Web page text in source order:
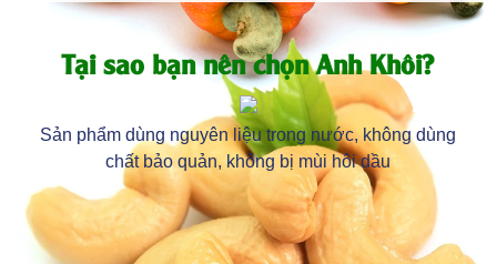
Tại sao bạn nên chọn Anh Khôi?
Sản phẩm dùng nguyên liệu trong nước, không dùng
chất bảo quản, không bị mùi hôi dầu